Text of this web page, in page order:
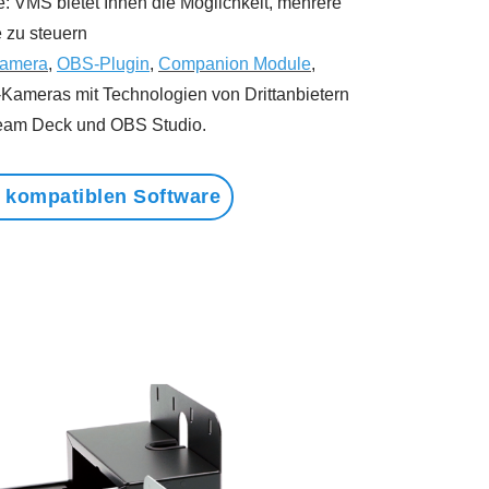
zu steuern
, OBS-Plugin, Companion Module,
mit Technologien von Drittanbietern
Deck und OBS Studio.
Software